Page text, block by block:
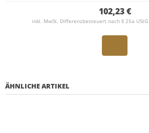
102,23 €
inkl. MwSt. Differenzbesteuert nach § 25a UStG
ÄHNLICHE ARTIKEL